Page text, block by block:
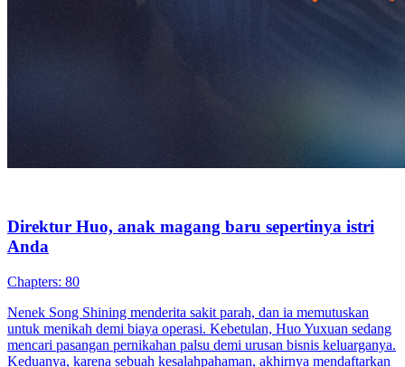
Pernikahan Kontrak Tak Berakhir
Aktris Zhao Xinyue terlibat dalam skandal karena hubungan
pacarnya Liu Jiacheng dengan adik angkatnya, Liu Chenche. Di
tunangannya melarikan diri. Bertekad untuk mengubah nasibnya,
Xubai, saingan Liu Jiacheng, yang menyetujuinya tanpa ragu-ragu.
Setelah pernikahan, Zhao Xinyue menemukan bahwa Jiang Xubai
diikuti oleh paparazzi, dan dia menyarankan agar mereka tinggal